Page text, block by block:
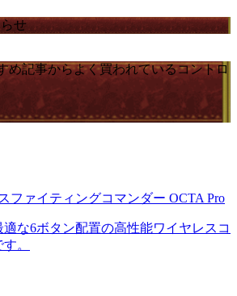
せ
め記事からよく買われているコントロ
ファイティングコマンダー OCTA Pro
な6ボタン配置の高性能ワイヤレスコ
。